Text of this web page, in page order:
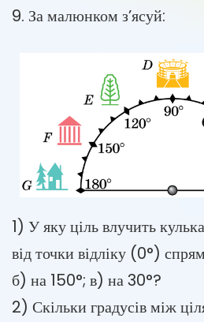
9. За малюнком з’ясуй:
1) У яку ціль влучить
від точки відліку (0°)
б) на 150°; в) на 30°?
2) Скільки градусів між